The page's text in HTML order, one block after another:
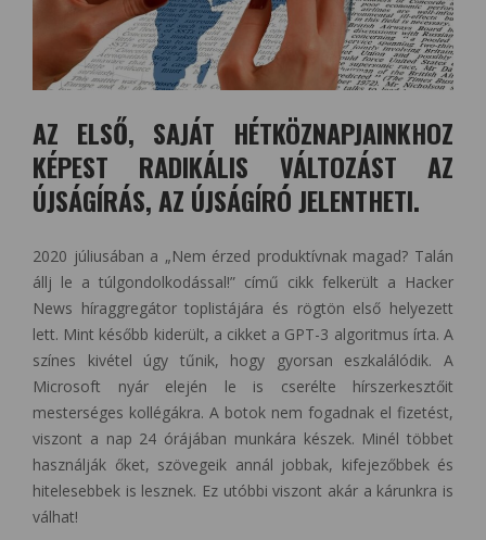
AZ ELSŐ, SAJÁT HÉTKÖZNAPJAINKHOZ
KÉPEST RADIKÁLIS VÁLTOZÁST AZ
ÚJSÁGÍRÁS, AZ ÚJSÁGÍRÓ JELENTHETI.
2020 júliusában a „Nem érzed produktívnak magad? Talán
állj le a túlgondolkodással!” című cikk felkerült a Hacker
News híraggregátor toplistájára és rögtön első helyezett
lett. Mint később kiderült, a cikket a GPT-3 algoritmus írta. A
színes kivétel úgy tűnik, hogy gyorsan eszkalálódik. A
Microsoft nyár elején le is cserélte hírszerkesztőit
mesterséges kollégákra. A botok nem fogadnak el fizetést,
viszont a nap 24 órájában munkára készek. Minél többet
használják őket, szövegeik annál jobbak, kifejezőbbek és
hitelesebbek is lesznek. Ez utóbbi viszont akár a kárunkra is
válhat!